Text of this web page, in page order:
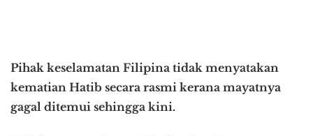
Pihak keselamatan Filipina tidak menyatakan
kematian Hatib secara rasmi kerana mayatnya
gagal ditemui sehingga kini.